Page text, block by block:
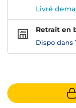
Livré
Retrait en
Dispo dans